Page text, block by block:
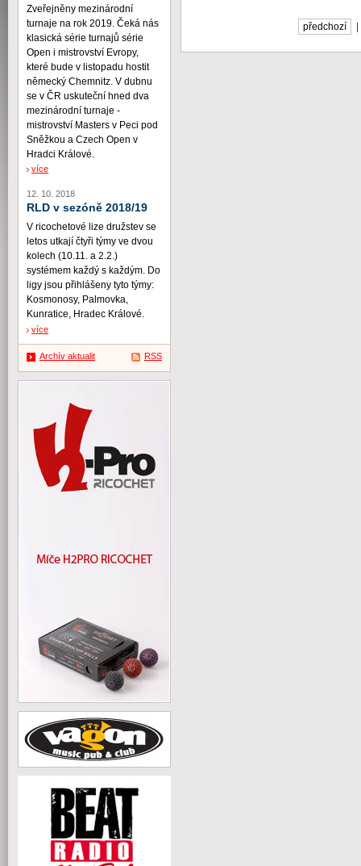
předchozí
Zveřejněny mezinárodní
turnaje na rok 2019. Čeká nás
klasická série turnajů série
Open i mistrovství Evropy,
které bude v listopadu hostit
německý Chemnitz. V dubnu
se v ČR uskuteční hned dva
mezinárodní turnaje -
mistrovství Masters v Peci pod
Sněžkou a Czech Open v
Hradci Králové.
více
12. 10. 2018
RLD v sezóně 2018/19
V ricochetové lize družstev se
letos utkají čtyři týmy ve dvou
kolech (10.11. a 2.2.)
systémem každý s každým. Do
ligy jsou přihlášeny tyto týmy:
Kosmonosy, Palmovka,
Kunratice, Hradec Králové.
více
Archív aktualit RSS